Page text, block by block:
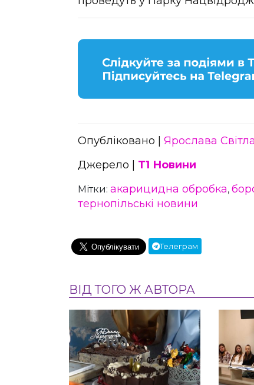
Опубліковано | Ярослава Світла
Джерело | Т1 Новини
Мітки: акарицидна обробка,
тернопільські новини
Телеграм
ВІД ТОГО Ж АВТОРА